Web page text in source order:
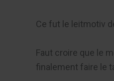
Ce fut le leitmotiv
Faut croire que le
finalement faire le